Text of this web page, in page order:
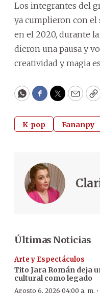
Los integrantes del
ya cumplieron con
en el 2020, durante
dieron una pausa y
creatividad y magia
WhatsApp
Facebook
Twitter
K-pop Fananpy
Últimas Noticias
Arte y Espectáculos
Tito Jara Román deja
cultural como legado
Agosto 6, 2026 04:00 a. m.